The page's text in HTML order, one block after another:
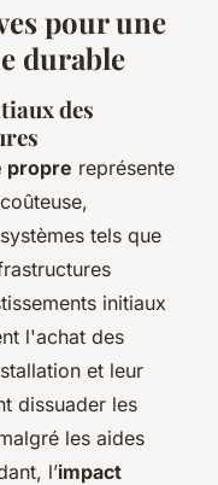
pour une
durable
des
propre représente
tels que
initiaux
l'achat des
et leur
dissuader les
les aides
l’impact